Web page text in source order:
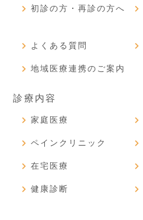
初診の方・再診の方へ
よくある質問
地域医療連携のご案内
診療内容
家庭医療
ペインクリニック
在宅医療
健康診断